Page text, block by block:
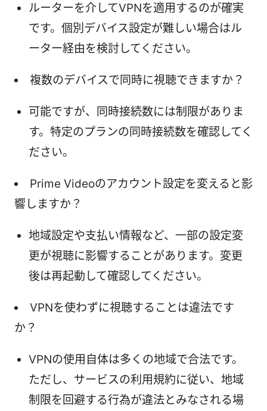
ルーターを介してVPNを適用するのが確実
です。個別デバイス設定が難しい場合はル
ーター経由を検討してください。
複数のデバイスで同時に視聴できますか？
可能ですが、同時接続数には制限がありま
す。特定のプランの同時接続数を確認してく
ださい。
Prime Videoのアカウント設定を変えると影
響しますか？
地域設定や支払い情報など、一部の設定変
更が視聴に影響することがあります。変更
後は再起動して確認してください。
VPNを使わずに視聴することは違法です
か？
VPNの使用自体は多くの地域で合法です。
ただし、サービスの利用規約に従い、地域
制限を回避する行為が違法とみなされる場